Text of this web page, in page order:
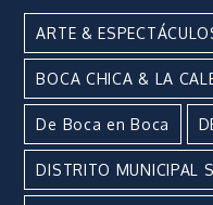
ARTE &
BOCA CHICA & LA
De Boca en Boca
DISTRITO MUNICIPAL